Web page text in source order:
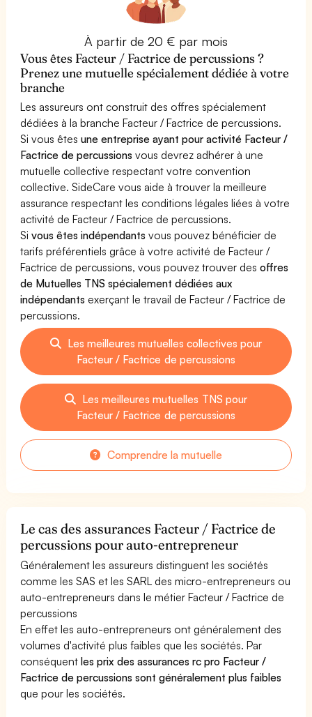
À partir de 20 € par mois
Vous êtes Facteur / Factrice de percussions ?
Prenez une mutuelle spécialement dédiée à votre
branche
Les assureurs ont construit des offres spécialement
dédiées à la branche Facteur / Factrice de percussions.
Si vous êtesune entreprise ayant pour activité Facteur /
Factrice de percussions vous devrez adhérer à une
mutuelle collective respectant votre convention
collective. SideCare vous aide à trouver la meilleure
assurance respectant les conditions légales liées à votre
activité de Facteur / Factrice de percussions.
Sivous êtes indépendants vous pouvez bénéficier de
tarifs préférentiels grâce à votre activité de Facteur /
Factrice de percussions, vous pouvez trouver desoffres
de Mutuelles TNS spécialement dédiées aux
indépendants exerçant le travail de Facteur / Factrice de
percussions.
Les meilleures mutuelles collectives pour
Facteur / Factrice de percussions
Les meilleures mutuelles TNS pour
Facteur / Factrice de percussions
Comprendre la mutuelle
Le cas des assurances Facteur / Factrice de
percussions pour auto-entrepreneur
Généralement les assureurs distinguent les sociétés
comme les SAS et les SARL des micro-entrepreneurs ou
auto-entrepreneurs dans le métier Facteur / Factrice de
percussions
En effet les auto-entrepreneurs ont généralement des
volumes d'activité plus faibles que les sociétés. Par
conséquentles prix des assurances rc pro Facteur /
Factrice de percussions sont généralement plus faibles
que pour les sociétés.